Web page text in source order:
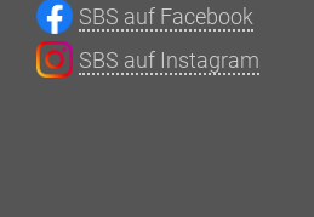
SBS auf Facebook
SBS auf Instagram